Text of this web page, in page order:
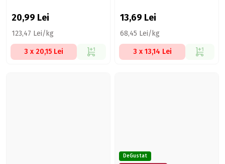
20,99 Lei
123,47 Lei/kg
3 x 20,15 Lei
13,69 Lei
68,45 Lei/kg
3 x 13,14 Lei
DeGustat